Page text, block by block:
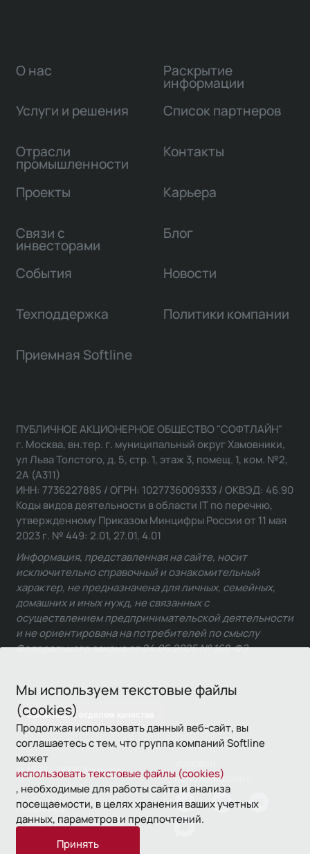
Мы используем текстовые файлы
(cookies)
Продолжая использовать данный веб-сайт, вы
соглашаетесь с тем, что группа компаний Softline
может
использовать текстовые файлы (cookies)
, необходимые для работы сайта и анализа
посещаемости, в целях хранения ваших учетных
данных, параметров и предпочтений.
Принять
О нас
Услуги и решения
Отрасли
промышленности
Проекты
Связи с
инвесторами
Раскрытие
информации
Список партнеров
Контакты
Карьера
Блог
События Новости
Техподдержка Политики компании
Приемная Softline
Связаться с отделом качества
ПУБЛИЧНОЕ АКЦИОНЕРНОЕ ОБЩЕСТВО "СОФТЛАЙН"
г. Москва, вн.тер. г. муниципальный округ Хамовники,
ул Льва Толстого, д. 5, стр. 1, этаж 3, помещ. 1, ком. №2,
2А (А311)
ИНН: 7736227885 / ОГРН: 1027736009333 / ОКВЭД: 46.90
Коды видов деятельности в области IT по перечню,
утвержденному Приказом Минцифры России от 11 мая
2023 г. № 449: 2.01, 27.01, 4.01
Информация, представленная на сайте, носит
исключительно справочный и ознакомительный
характер, не предназначена для личных, семейных,
домашних и иных нужд, не связанных с
осуществлением предпринимательской деятельности
и не ориентирована на потребителей по смыслу
Федерального закона от 24.06.2025 № 168-ФЗ.
© 1993—2026 Softline
использования
Политика
конфиденциальности